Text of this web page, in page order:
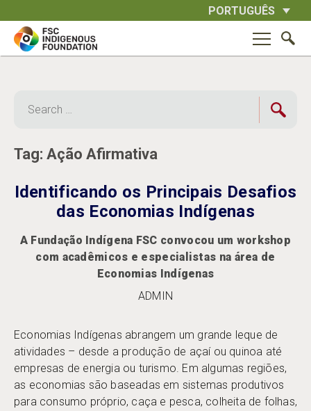
to
content
PORTUGUÊS
for:
Tag: Ação Afirmativa
Identificando os Principais Desafios
das Economias Indígenas
A Fundação Indígena FSC convocou um workshop
com acadêmicos e especialistas na área de
Economias Indígenas
ADMIN
Economias Indígenas abrangem um grande leque de
atividades – desde a produção de açaí ou quinoa até
empresas de energia ou turismo. Em algumas regiões,
as economias são baseadas em sistemas produtivos
para consumo próprio, caça e pesca, colheita de folhas,